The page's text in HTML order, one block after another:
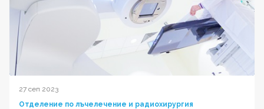
27 сеп 2023
Отделение по лъчелечение и радиохирургия